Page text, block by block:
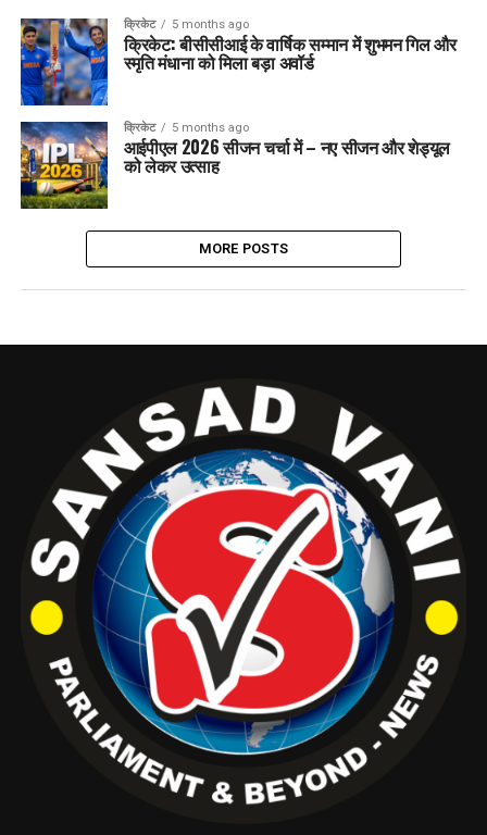
क्रिकेट 5 months ago
क्रिकेट: बीसीसीआई के वार्षिक सम्मान में शुभमन गिल और
स्मृति मंधाना को मिला बड़ा अवॉर्ड
क्रिकेट 5 months ago
आईपीएल 2026 सीजन चर्चा में – नए सीजन और शेड्यूल
को लेकर उत्साह
MORE POSTS